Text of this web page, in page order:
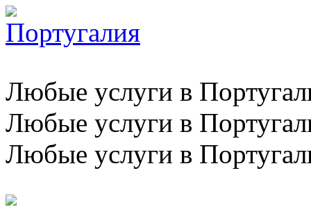
Любые услуги в
Любые услуги в
Любые услуги в